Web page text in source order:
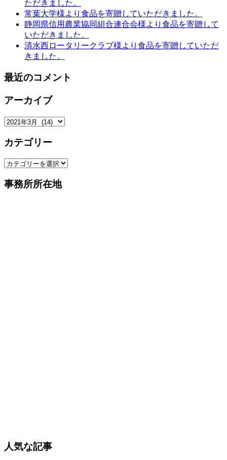
ただきました。
常葉大学様より食品を寄贈していただきました。
静岡県信用農業協同組合連合会様より食品を寄贈して
いただきました。
清水西ロータリークラブ様より食品を寄贈していただ
きました。
最近のコメント
アーカイブ
ア
カ
ブ
カテゴリー
カ
ゴ
事務所所在地
人気な記事